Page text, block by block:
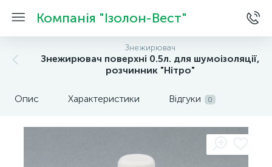
Компанія "Ізолон-Вест"
Знежирювач
Знежирювач поверхні 0.5л. для шумоізоляції,
розчинник "Нітро"
Опис Характеристики Відгуки 0